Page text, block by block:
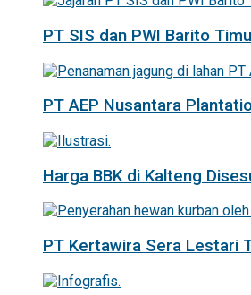
PT SIS dan PWI Barito
PT AEP Nusantara
Harga BBK di Kalteng
PT Kertawira Sera Lestari